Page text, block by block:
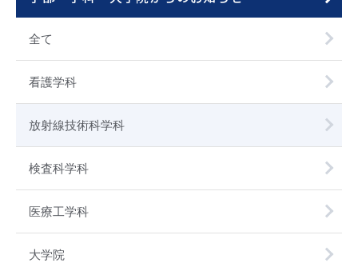
全て
看護学科
放射線技術科学科
検査科学科
医療工学科
大学院